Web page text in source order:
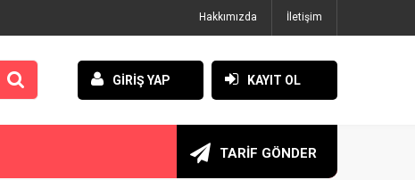
Hakkımızda İletişim
GİRİŞ YAP KAYIT OL
TARİF GÖNDER